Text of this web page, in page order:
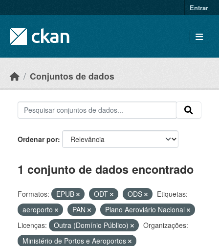
Entrar
Conjuntos de dados
Ordenar por
1 conjunto de dados encontrado
Formatos: EPUB ODT ODS
Etiquetas:
aeroporto
PAN
Plano Aeroviário Nacional
Licenças:
Outra (Domínio Público)
Organizações:
Ministério de Portos e Aeroportos